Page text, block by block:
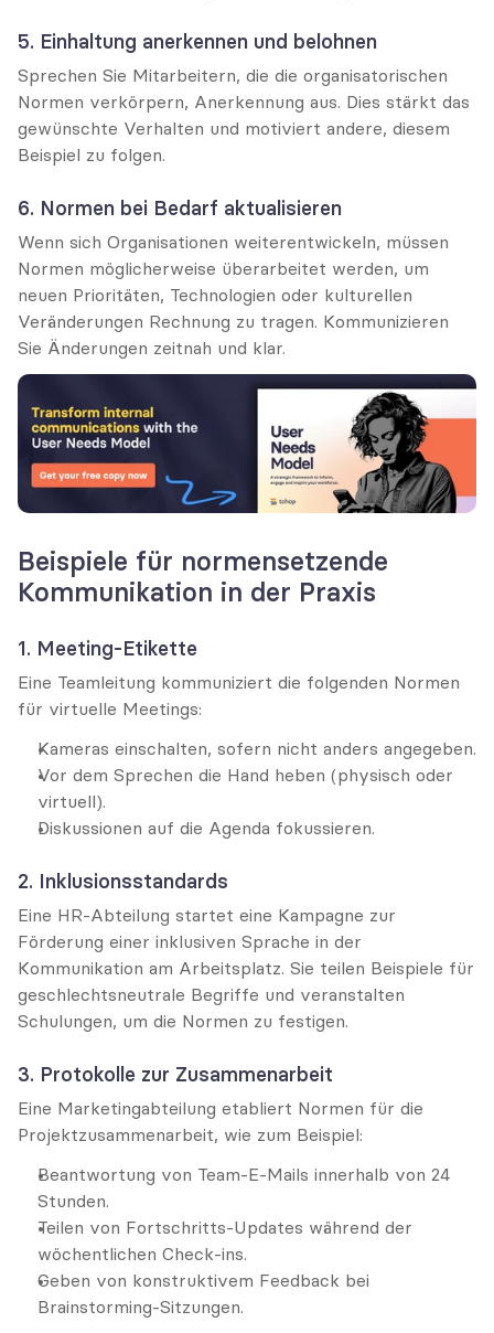
5. Einhaltung anerkennen und belohnen
Sprechen Sie Mitarbeitern, die die organisatorischen
Normen verkörpern, Anerkennung aus. Dies stärkt das
gewünschte Verhalten und motiviert andere, diesem
Beispiel zu folgen.
6. Normen bei Bedarf aktualisieren
Wenn sich Organisationen weiterentwickeln, müssen
Normen möglicherweise überarbeitet werden, um
neuen Prioritäten, Technologien oder kulturellen
Veränderungen Rechnung zu tragen. Kommunizieren
Sie Änderungen zeitnah und klar.
Beispiele für normensetzende
Kommunikation in der Praxis
1. Meeting-Etikette
Eine Teamleitung kommuniziert die folgenden Normen
für virtuelle Meetings:
Kameras einschalten, sofern nicht anders angegeben.
Vor dem Sprechen die Hand heben (physisch oder
virtuell).
Diskussionen auf die Agenda fokussieren.
2. Inklusionsstandards
Eine HR-Abteilung startet eine Kampagne zur
Förderung einer inklusiven Sprache in der
Kommunikation am Arbeitsplatz. Sie teilen Beispiele für
geschlechtsneutrale Begriffe und veranstalten
Schulungen, um die Normen zu festigen.
3. Protokolle zur Zusammenarbeit
Eine Marketingabteilung etabliert Normen für die
Projektzusammenarbeit, wie zum Beispiel:
Beantwortung von Team-E-Mails innerhalb von 24
Stunden.
Teilen von Fortschritts-Updates während der
wöchentlichen Check-ins.
Geben von konstruktivem Feedback bei
Brainstorming-Sitzungen.